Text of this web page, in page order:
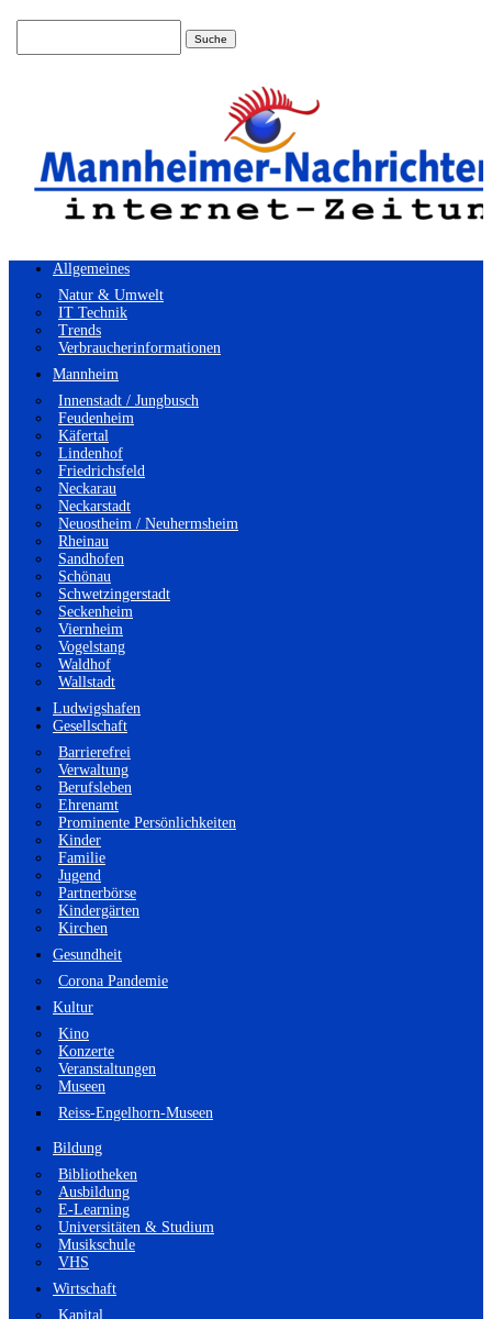
Allgemeines
Natur & Umwelt
IT Technik
Trends
Verbraucherinformationen
Mannheim
Innenstadt / Jungbusch
Feudenheim
Käfertal
Lindenhof
Friedrichsfeld
Neckarau
Neckarstadt
Neuostheim / Neuhermsheim
Rheinau
Sandhofen
Schönau
Schwetzingerstadt
Seckenheim
Viernheim
Vogelstang
Waldhof
Wallstadt
Ludwigshafen
Gesellschaft
Barrierefrei
Verwaltung
Berufsleben
Ehrenamt
Prominente Persönlichkeiten
Kinder
Familie
Jugend
Partnerbörse
Kindergärten
Kirchen
Gesundheit
Corona Pandemie
Kultur
Kino
Konzerte
Veranstaltungen
Museen
Reiss-Engelhorn-Museen
Bildung
Bibliotheken
Ausbildung
E-Learning
Universitäten & Studium
Musikschule
VHS
Wirtschaft
Kapital